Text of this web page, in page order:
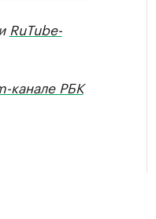
RuTube-
канале РБК